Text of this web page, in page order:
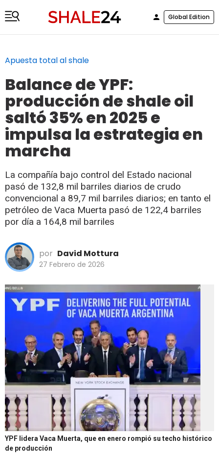
Global Edition
Apuesta total al shale
Balance de YPF:
producción de shale oil
saltó 35% en 2025 e
impulsa la estrategia en
marcha
La compañía bajo control del Estado nacional
pasó de 132,8 mil barriles diarios de crudo
convencional a 89,7 mil barriles diarios; en tanto el
petróleo de Vaca Muerta pasó de 122,4 barriles
por día a 164,8 mil barriles
por David Mottura
27 Febrero de 2026
YPF lidera Vaca Muerta, que en enero rompió su techo histórico
de producción